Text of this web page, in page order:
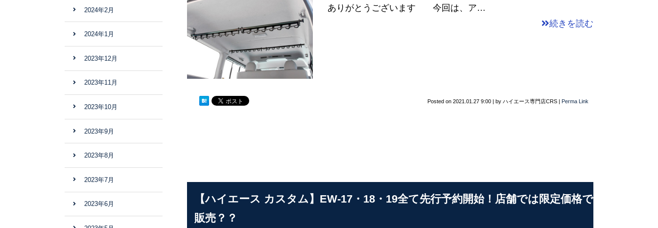
ありがとうございます 今回は、ア…
続きを読む
Posted on 2021.01.27 9:00 | by ハイエース専門店CRS | Perma Link
【ハイエース カスタム】EW-17・18・19全て先行予約開始！店舗では限定価格で
販売？？
2024年2月
2024年1月
2023年12月
2023年11月
2023年10月
2023年9月
2023年8月
2023年7月
2023年6月